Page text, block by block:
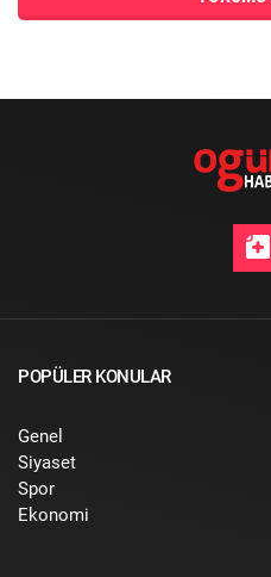
POPÜLER KONULAR
Genel
Siyaset
Spor
Ekonomi